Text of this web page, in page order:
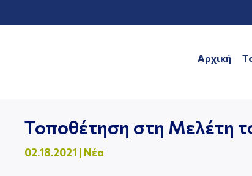
Αρχική
Τοποθέτηση στη Μελέτη
02.18.2021 Νέα